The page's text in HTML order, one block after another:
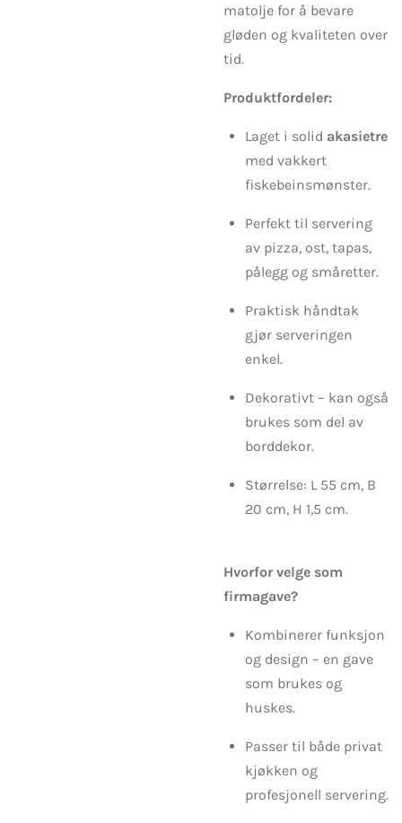
matolje for å bevare
gløden og kvaliteten over
tid.
Produktfordeler:
Laget i solid akasietre
med vakkert
fiskebeinsmønster.
Perfekt til servering
av pizza, ost, tapas,
pålegg og småretter.
Praktisk håndtak
gjør serveringen
enkel.
Dekorativt – kan også
brukes som del av
borddekor.
Størrelse: L 55 cm, B
20 cm, H 1,5 cm.
Hvorfor velge som
firmagave?
Kombinerer funksjon
og design – en gave
som brukes og
huskes.
Passer til både privat
kjøkken og
profesjonell servering.